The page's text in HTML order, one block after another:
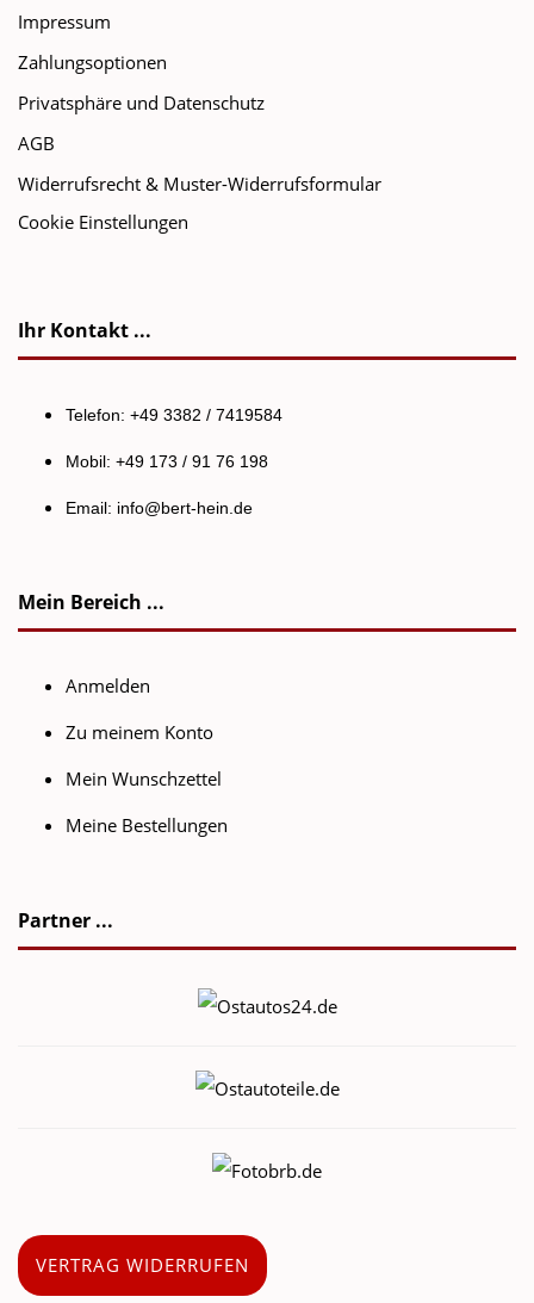
Impressum
Zahlungsoptionen
Privatsphäre und Datenschutz
AGB
Widerrufsrecht & Muster-Widerrufsformular
Cookie Einstellungen
Ihr Kontakt ...
Telefon: +49 3382 / 7419584
Mobil: +49 173 / 91 76 198
Email: info@bert-hein.de
Mein Bereich ...
Anmelden
Zu meinem Konto
Mein Wunschzettel
Meine Bestellungen
Partner ...
VERTRAG WIDERRUFEN